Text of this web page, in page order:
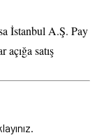
İstanbul A.Ş. Pay
satış